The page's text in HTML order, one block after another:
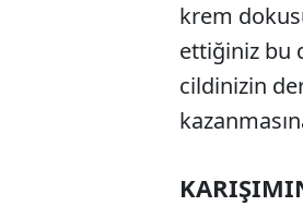
krem
ettiğiniz bu
cildinizin